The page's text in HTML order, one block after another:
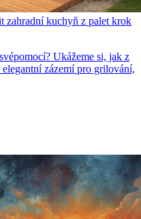
zahradní kuchyň z palet krok
Ukážeme si, jak z
zázemí pro grilování,